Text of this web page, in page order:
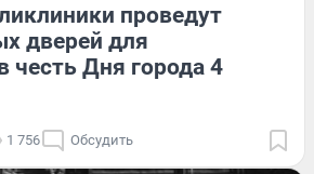
проведут
дверей для
честь Дня города 4
1 756 Обсудить